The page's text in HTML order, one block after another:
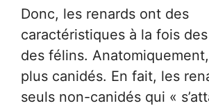
Donc, les renards ont des
caractéristiques à la fois
des félins.
plus canidés. En fait, les
seuls non-canidés qui «